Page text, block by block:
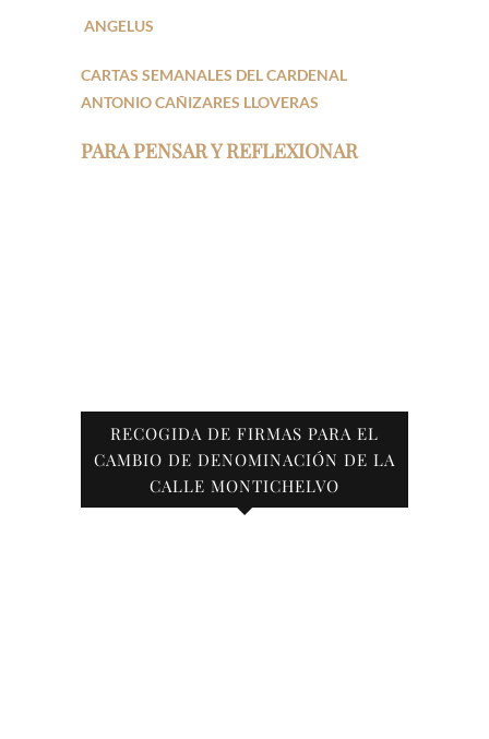
ANGELUS
CARTAS SEMANALES DEL CARDENAL
ANTONIO CAÑIZARES LLOVERAS
PARA PENSAR Y REFLEXIONAR
RECOGIDA DE FIRMAS PARA EL
CAMBIO DE DENOMINACIÓN DE LA
CALLE MONTICHELVO